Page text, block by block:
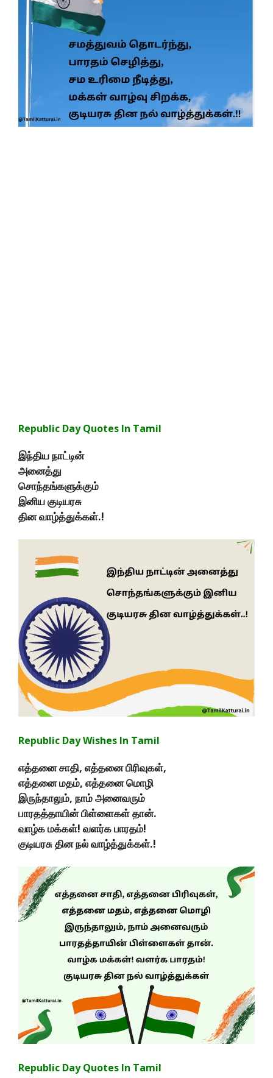
Republic Day Quotes In Tamil
இந்திய நாட்டின்
அனைத்து
சொந்தங்களுக்கும்
இனிய குடியரசு
தின வாழ்த்துக்கள்.!
Republic Day Wishes In Tamil
எத்தனை சாதி, எத்தனை பிரிவுகள்,
எத்தனை மதம், எத்தனை மொழி
இருந்தாலும், நாம் அனைவரும்
பாரதத்தாயின் பிள்ளைகள் தான்.
வாழ்க மக்கள்! வளர்க பாரதம்!
குடியரசு தின நல் வாழ்த்துக்கள்.!
Republic Day Quotes In Tamil